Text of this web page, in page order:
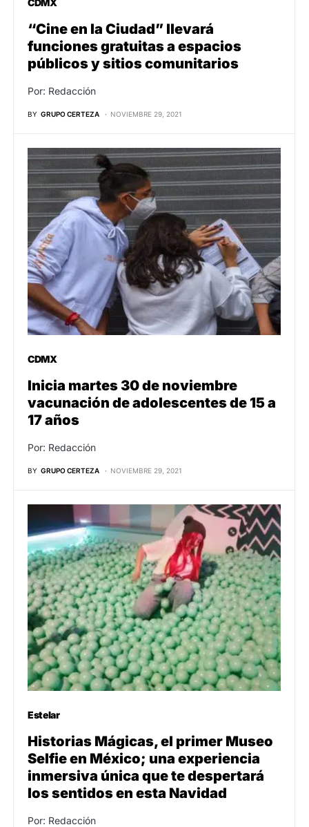
CDMX
“Cine en la Ciudad” llevará
funciones gratuitas a espacios
públicos y sitios comunitarios
Por: Redacción
BY GRUPO CERTEZA NOVIEMBRE 29, 2021
CDMX
Inicia martes 30 de noviembre
vacunación de adolescentes de 15 a
17 años
Por: Redacción
BY GRUPO CERTEZA NOVIEMBRE 29, 2021
Estelar
Historias Mágicas, el primer Museo
Selfie en México; una experiencia
inmersiva única que te despertará
los sentidos en esta Navidad
Por: Redacción